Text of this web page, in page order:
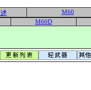
M60
M60D